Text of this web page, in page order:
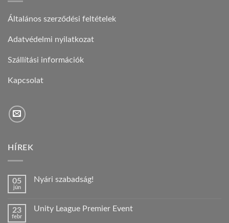
Általános szerződési feltételek
Adatvédelmi nyilatkozat
Szállítási információk
Kapcsolat
HÍREK
05
jún
Nyári szabadság!
Nyári
23
febr
Unity League Premier Event